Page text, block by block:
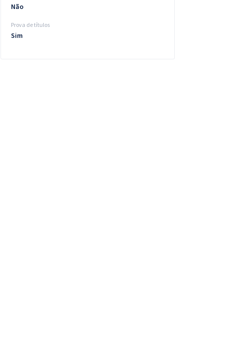
Não
Prova de títulos
Sim